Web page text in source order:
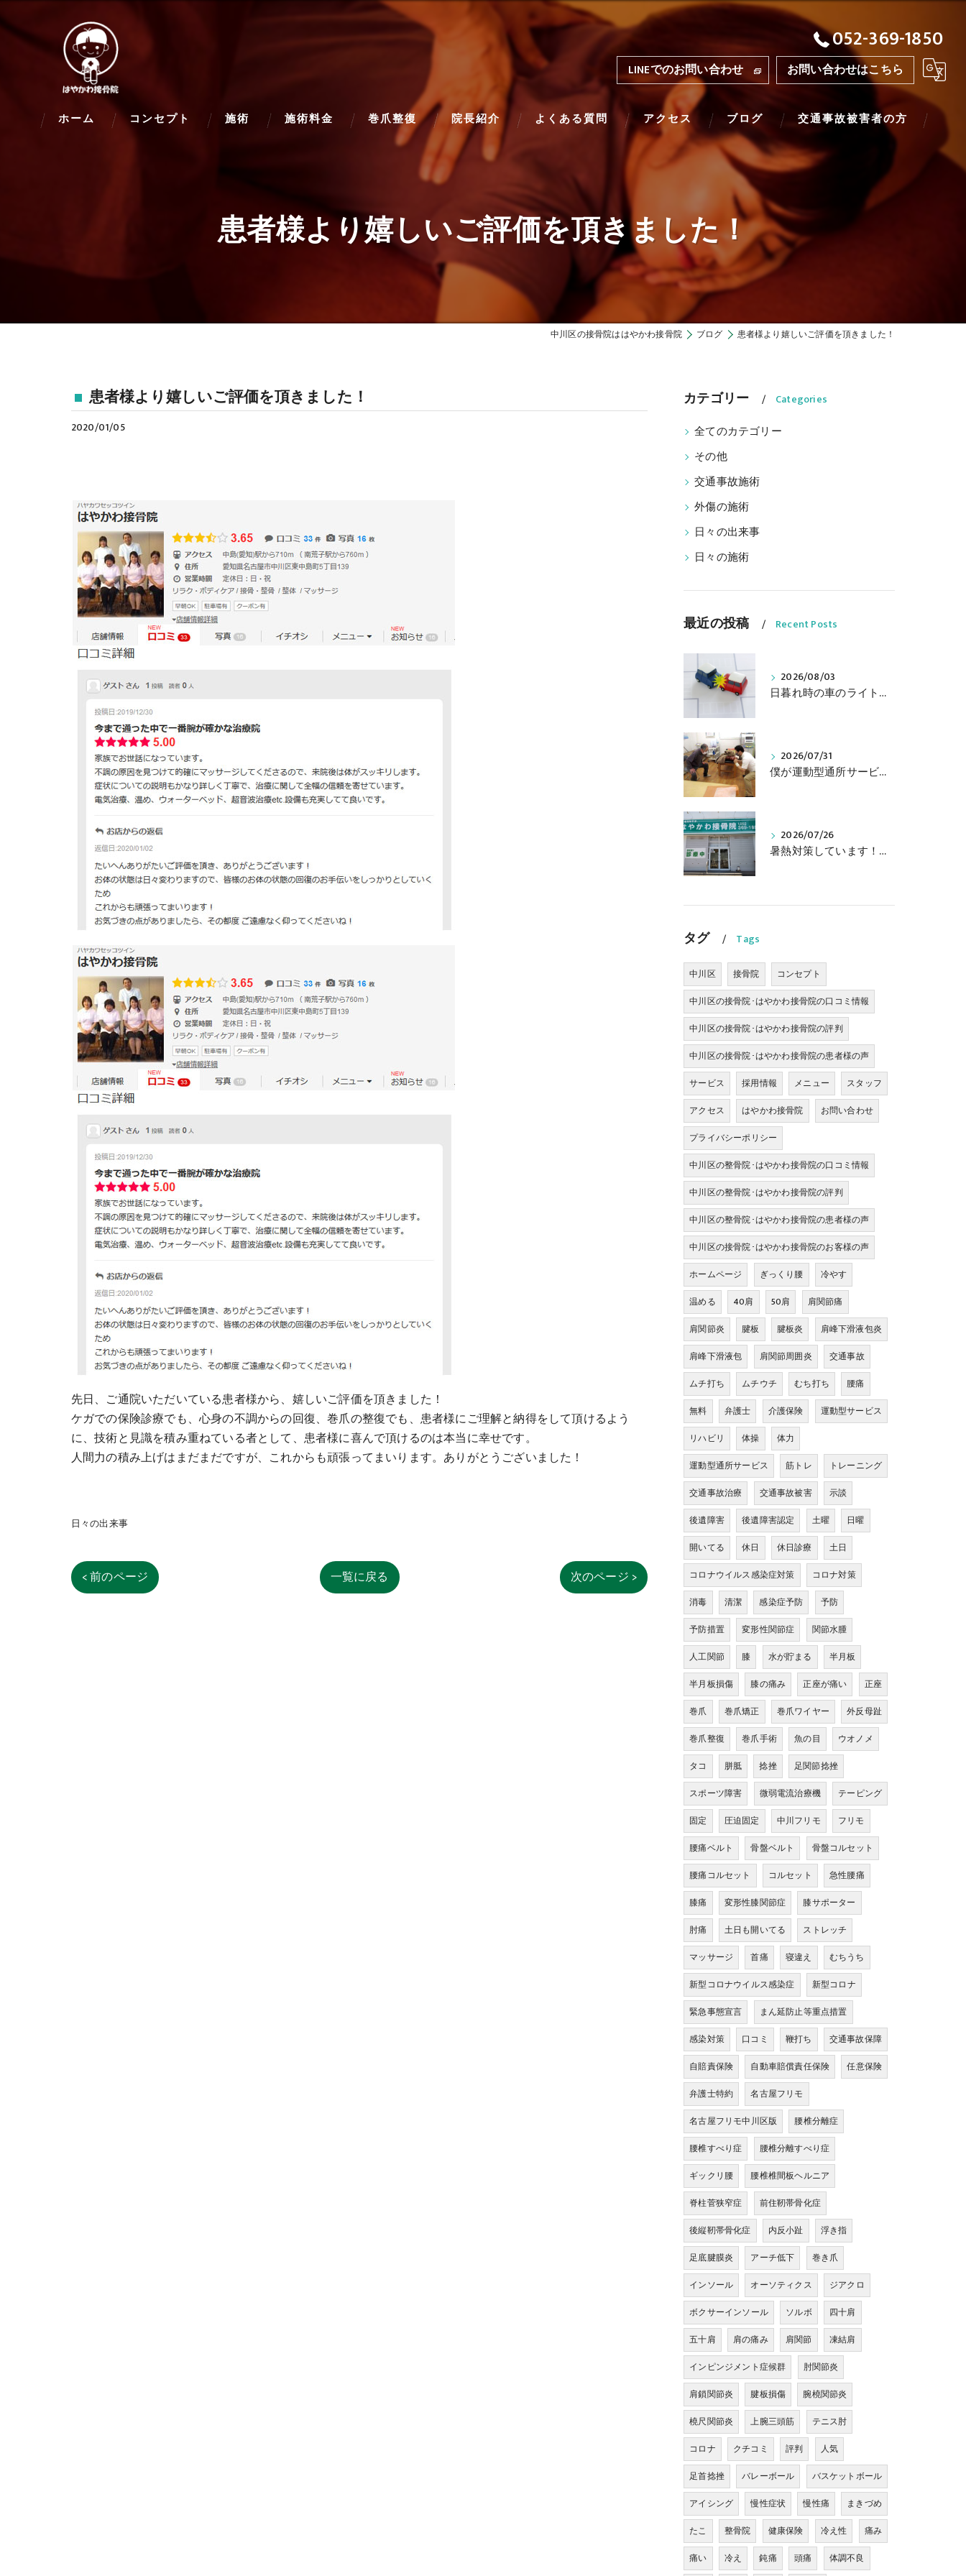
052-369-1850
LINEでのお問い合わせ お問い合わせはこちら
ホーム コンセプト 施術 施術料金 巻爪整復 院長紹介 よくある質問 アクセス ブログ 交通事故被害者の方
患者様より嬉しいご評価を頂きました！
中川区の接骨院ははやかわ接骨院 ブログ 患者様より嬉しいご評価を頂きました！
患者様より嬉しいご評価を頂きました！
2020/01/05
先日、ご通院いただいている患者様から、嬉しいご評価を頂きました！
ケガでの保険診療でも、心身の不調からの回復、巻爪の整復でも、患者様にご理解と納得をして頂けるよう
に、技術と見識を積み重ねている者として、患者様に喜んで頂けるのは本当に幸せです。
人間力の積み上げはまだまだですが、これからも頑張ってまいります。ありがとうございました！
日々の出来事
< 前のページ 一覧に戻る 次のページ >
カテゴリー Categories
全てのカテゴリー
その他
交通事故施術
外傷の施術
日々の出来事
日々の施術
最近の投稿 Recent Posts
2026/08/03
日暮れ時の車のライト点灯はお早めに！あと車線変更時は目視を忘れずに！ 中川区 はやかわ接骨院
2026/07/31
僕が運動型通所サービスを始め続ける理由 中川区 はやかわ接骨院
2026/07/26
暑熱対策しています！中川区 はやかわ接骨院
タグ Tags
中川区 接骨院
コンセプト
中川区の接骨院･はやかわ接骨院の口コミ情報
中川区の接骨院･はやかわ接骨院の評判
中川区の接骨院･はやかわ接骨院の患者様の声
サービス
採用情報 メニュー
スタッフ
アクセス
はやかわ接骨院
お問い合わせ
プライバシーポリシー
中川区の整骨院･はやかわ接骨院の口コミ情報
中川区の整骨院･はやかわ接骨院の評判
中川区の整骨院･はやかわ接骨院の患者様の声
中川区の接骨院･はやかわ接骨院のお客様の声
ホームページ
ぎっくり腰
冷やす
温める
40肩 50肩
肩関節痛
肩関節炎
腱板 腱板炎
肩峰下滑液包炎
肩峰下滑液包
肩関節周囲炎
交通事故
ムチ打ち
ムチウチ むち打ち
腰痛
無料
弁護士 介護保険
運動型サービス
リハビリ
体操
体力
運動型通所サービス
筋トレ
トレーニング
交通事故治療
交通事故被害
示談
後遺障害
後遺障害認定 土曜
日曜
開いてる
休日 休日診療
土日
コロナウイルス感染症対策
コロナ対策
消毒
清潔 感染症予防
予防
予防措置
変形性関節症
関節水腫
人工関節
膝 水が貯まる
半月板
半月板損傷
膝の痛み 正座が痛い
正座
巻爪
巻爪矯正 巻爪ワイヤー
外反母趾
巻爪整復
巻爪手術 魚の目
ウオノメ
タコ
胼胝 捻挫
足関節捻挫
スポーツ障害
微弱電流治療機
テーピング
固定
圧迫固定 中川フリモ
フリモ
腰痛ベルト
骨盤ベルト
骨盤コルセット
腰痛コルセット
コルセット
急性腰痛
膝痛
変形性膝関節症
膝サポーター
肘痛
土日も開いてる
ストレッチ
マッサージ
首痛 寝違え
むちうち
新型コロナウイルス感染症
新型コロナ
緊急事態宣言
まん延防止等重点措置
感染対策
口コミ 鞭打ち
交通事故保障
自賠責保険
自動車賠償責任保険
任意保険
弁護士特約
名古屋フリモ
名古屋フリモ中川区版
腰椎分離症
腰椎すべり症
腰椎分離すべり症
ギックリ腰
腰椎椎間板ヘルニア
脊柱菅狭窄症
前住靭帯骨化症
後縦靭帯骨化症
内反小趾
浮き指
足底腱膜炎
アーチ低下
巻き爪
インソール
オーソティクス
ジアクロ
ボクサーインソール
ソルボ
四十肩
五十肩
肩の痛み 肩関節
凍結肩
インピンジメント症候群
肘関節炎
肩鎖関節炎
腱板損傷
腕橈関節炎
橈尺関節炎
上腕三頭筋
テニス肘
コロナ
クチコミ 評判
人気
足首捻挫
バレーボール
バスケットボール
アイシング
慢性症状 慢性痛
まきづめ
たこ
整骨院 健康保険 冷え性
痛み
痛い
冷え 鈍痛 頭痛 体調不良